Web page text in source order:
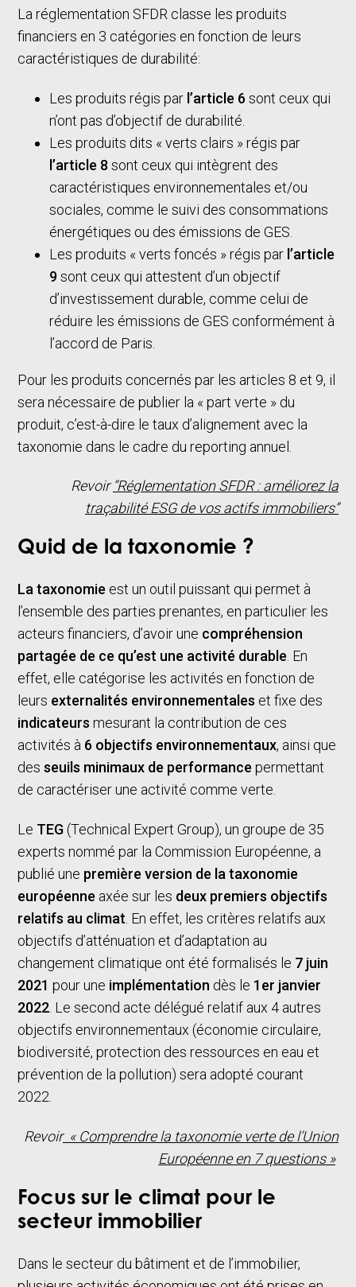
La réglementation SFDR classe les produits
financiers en 3 catégories en fonction de leurs
caractéristiques de durabilité:
Les produits régis par l’article 6 sont ceux qui
n’ont pas d’objectif de durabilité.
Les produits dits « verts clairs » régis par
l’article 8 sont ceux qui intègrent des
caractéristiques environnementales et/ou
sociales, comme le suivi des consommations
énergétiques ou des émissions de GES.
Les produits « verts foncés » régis par l’article
9sont ceux qui attestent d’un objectif
d’investissement durable, comme celui de
réduire les émissions de GES conformément à
l’accord de Paris.
Pour les produits concernés par les articles 8 et 9, il
sera nécessaire de publier la « part verte » du
produit, c’est-à-dire le taux d’alignement avec la
taxonomie dans le cadre du reporting annuel.
Revoir “Réglementation SFDR : améliorez la
traçabilité ESG de vos actifs immobiliers”
Quid de la taxonomie ?
La taxonomie est un outil puissant qui permet à
l’ensemble des parties prenantes, en particulier les
acteurs financiers, d’avoir une compréhension
partagée de ce qu’est une activité durable. En
effet, elle catégorise les activités en fonction de
leurs externalités environnementales et fixe des
indicateurs mesurant la contribution de ces
activités à 6 objectifs environnementaux, ainsi que
des seuils minimaux de performance permettant
de caractériser une activité comme verte.
Le TEG (Technical Expert Group), un groupe de 35
experts nommé par la Commission Européenne, a
publié une première version de la taxonomie
européenne axée sur les deux premiers objectifs
relatifs au climat. En effet, les critères relatifs aux
objectifs d’atténuation et d’adaptation au
changement climatique ont été formalisés le 7 juin
2021 pour une implémentation dès le 1er janvier
2022. Le second acte délégué relatif aux 4 autres
objectifs environnementaux (économie circulaire,
biodiversité, protection des ressources en eau et
prévention de la pollution) sera adopté courant
2022.
Revoir« Comprendre la taxonomie verte de l’Union
Européenne en 7 questions »
Focus sur le climat pour le
secteur immobilier
Dans le secteur du bâtiment et de l’immobilier,